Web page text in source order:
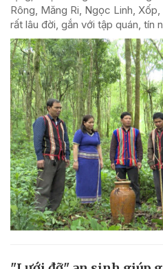
Rông, Măng Ri, Ngọc Linh,
rất lâu đời, gắn với tập quán, tín